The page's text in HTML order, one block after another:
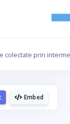
colectate prin
Embed
Daca